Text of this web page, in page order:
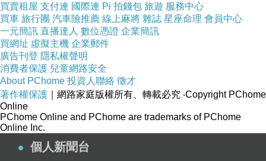
版主回應
謝謝
2022-09-25 12:13:56
買賣租屋 支付連 國際連 Pi 拍錢包 旅遊 服務中心
買車 旅行團 汽車險推薦 線上麻將 雜誌 星座命理 會員中心
一元簡訊 直播達人 數位憑證 企業簡訊
買網址 虛擬主機 企業郵件
廣告刊登 隱私權聲明
消費者保護 兒童網路安全
About PChome 投資人聯絡 徵才
著作權保護 ｜網路家庭版權所有、轉載必究 ‧Copyright PChome
Online
PChome Online and PChome are trademarks of PChome
Online Inc.
個人新聞台